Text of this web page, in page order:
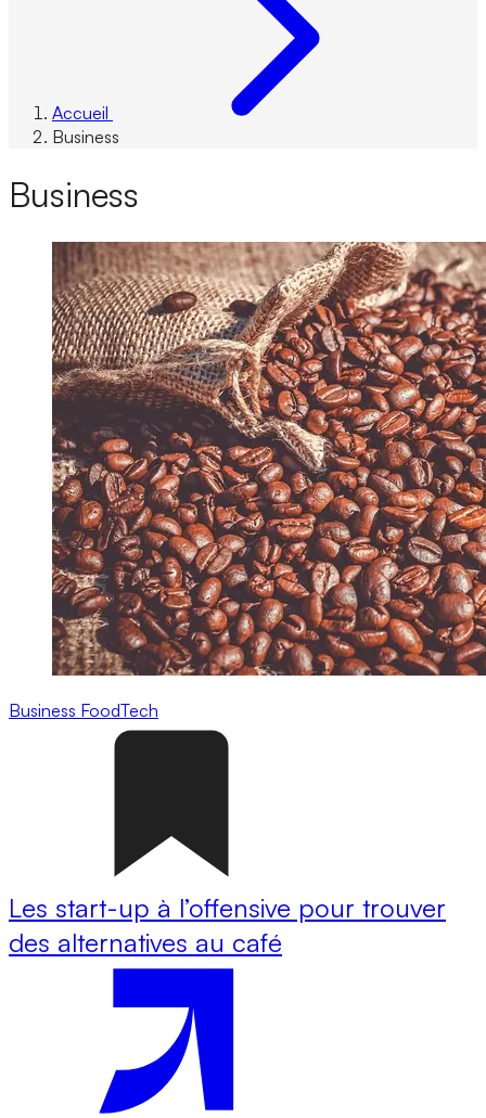
Accueil
Business
Business
Business FoodTech
Les start-up à l’offensive pour trouver
des alternatives au café